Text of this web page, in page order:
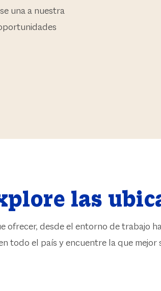
una a nuestra
las
ofrecer, desde el entorno de trabajo
todo el país y encuentre la que mejor